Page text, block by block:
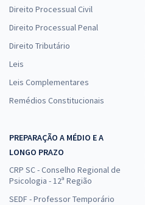
Direito Processual Civil
Direito Processual Penal
Direito Tributário
Leis
Leis Complementares
Remédios Constitucionais
PREPARAÇÃO A MÉDIO E A
LONGO PRAZO
CRP SC - Conselho Regional de
Psicologia - 12ª Região
SEDF - Professor Temporário